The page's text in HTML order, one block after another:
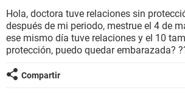
BIENESTAR
SEXUALIDAD
GLOSARIO
Hola, doctora tuve relaciones sin
después de mi periodo, mestrue el 4 de
ese mismo día tuve relaciones y el 10
protección, puedo quedar embarazada?
Compartir